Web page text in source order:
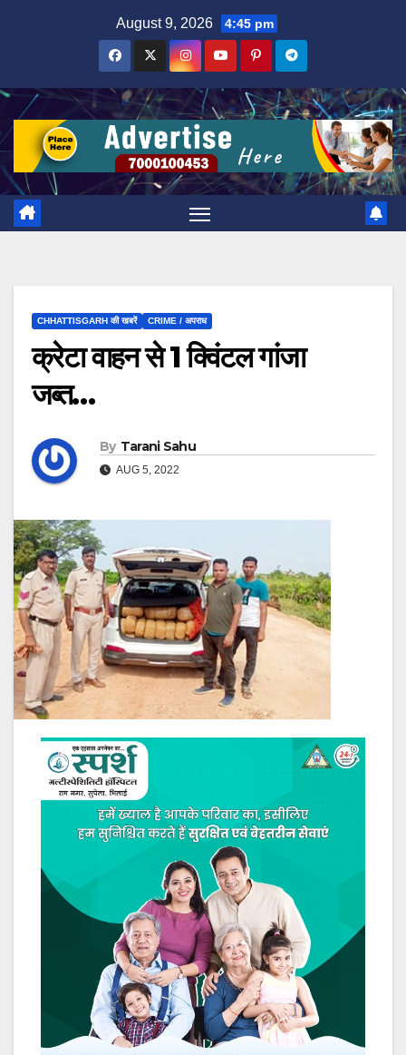
August 9, 2026 4:45 pm
CHHATTISGARH की खबरें CRIME / अपराध
क्रेटा वाहन से 1 क्विंटल गांजा
जब्त…
By Tarani Sahu
AUG 5, 2022